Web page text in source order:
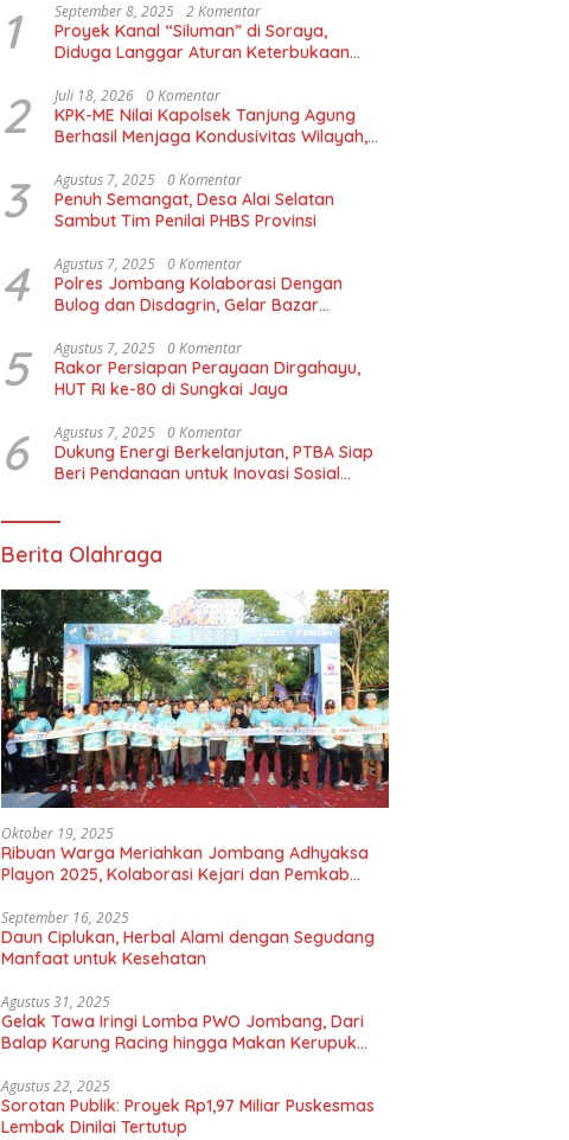
1 September 8, 2025 2 Komentar
Proyek Kanal “Siluman” di Soraya,
Diduga Langgar Aturan Keterbukaan
2 Juli 18, 2026 0 Komentar
KPK-ME Nilai Kapolsek Tanjung Agung
Berhasil Menjaga Kondusivitas Wilayah,
Langsung
3 Agustus 7, 2025 0 Komentar
Penuh Semangat, Desa Alai Selatan
Sambut Tim Penilai PHBS Provinsi
4 Agustus 7, 2025 0 Komentar
Polres Jombang Kolaborasi Dengan
Bulog dan Disdagrin, Gelar Bazar
5 Agustus 7, 2025 0 Komentar
Rakor Persiapan Perayaan Dirgahayu,
HUT RI ke-80 di Sungkai Jaya
6 Agustus 7, 2025 0 Komentar
Dukung Energi Berkelanjutan, PTBA Siap
Beri Pendanaan untuk Inovasi Sosial
Berita Olahraga
Oktober 19, 2025
Ribuan Warga Meriahkan Jombang Adhyaksa
Playon 2025, Kolaborasi Kejari dan Pemkab
September 16, 2025
Daun Ciplukan, Herbal Alami dengan Segudang
Manfaat untuk Kesehatan
Agustus 31, 2025
Gelak Tawa Iringi Lomba PWO Jombang, Dari
Balap Karung Racing hingga Makan Kerupuk
Agustus 22, 2025
Sorotan Publik: Proyek Rp1,97 Miliar Puskesmas
Lembak Dinilai Tertutup